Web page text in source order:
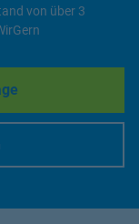
von über 3
in New Tab